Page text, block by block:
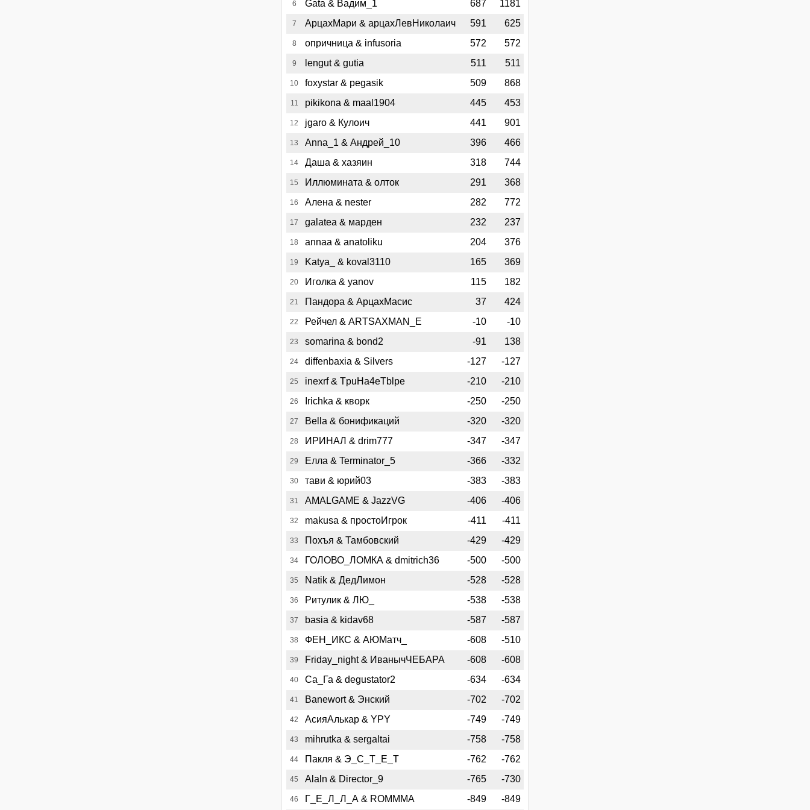
6 Gata & Вадим_1 687 1181
7 АрцахМари & арцахЛевНиколаич 591 625
8 опричница & infusoria 572 572
9 lengut & gutia 511 511
10 foxystar & pegasik 509 868
11 pikikona & maal1904 445 453
12 jgaro & Кулоич 441 901
13 Anna_1 & Андрей_10 396 466
14 Даша & хазяин 318 744
15 Иллюмината & олток 291 368
16 Алена & nester 282 772
17 galatea & марден 232 237
18 annaa & anatoliku 204 376
19 Katya_ & koval3110 165 369
20 Иголка & yanov 115 182
21 Пандора & АрцахМасис 37 424
22 Рейчел & ARTSAXMAN_E -10 -10
23 somarina & bond2 -91 138
24 diffenbaxia & Silvers -127 -127
25 inexrf & TpuHa4eTblpe -210 -210
26 Irichka & кворк -250 -250
27 Bella & бонификаций -320 -320
28 ИРИНАЛ & drim777 -347 -347
29 Елла & Terminator_5 -366 -332
30 тави & юрий03 -383 -383
31 AMALGAME & JazzVG -406 -406
32 makusa & простоИгрок -411 -411
33 Похъя & Тамбовский -429 -429
34 ГОЛОВО_ЛОМКА & dmitrich36 -500 -500
35 Natik & ДедЛимон -528 -528
36 Ритулик & ЛЮ_ -538 -538
37 basia & kidav68 -587 -587
38 ФЕН_ИКС & АЮМатч_ -608 -510
39 Friday_night & ИванычЧЕБАРА -608 -608
40 Са_Га & degustator2 -634 -634
41 Banewort & Энский -702 -702
42 АсияАлькар & YPY -749 -749
43 mihrutka & sergaltai -758 -758
44 Пакля & Э_С_Т_Е_Т -762 -762
45 Alaln & Director_9 -765 -730
46 Г_Е_Л_Л_А & ROMMMA -849 -849